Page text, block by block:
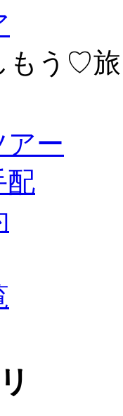
もう♡
アー
配